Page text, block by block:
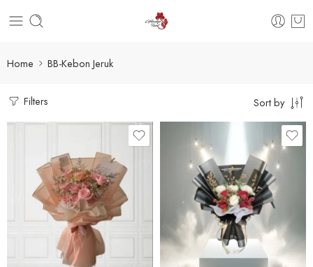
Home BB-Kebon Jeruk
Filters Sort by